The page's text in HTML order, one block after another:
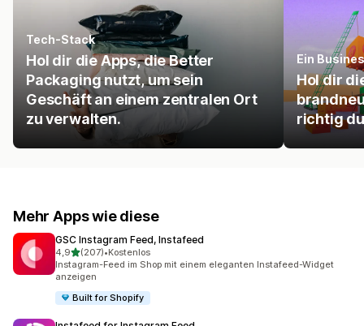
Tech-Stack
Hol dir die Apps, die Better
Packaging nutzt, um sein
Geschäft an einem zentralen Ort
zu verwalten.
Ein
Hol dir
richtig
Mehr Apps wie diese
GSC Instagram Feed, Instafeed
4,9von 5 Sternen
(207)
207 Rezensionen insgesamt
•Kostenlos
Instagram-Feed im Shop mit einem eleganten Instafeed-Widget
anzeigen
Built for Shopify